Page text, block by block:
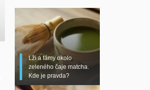
Lži a fámy okolo
zeleného čaje matcha.
Kde je pravda?